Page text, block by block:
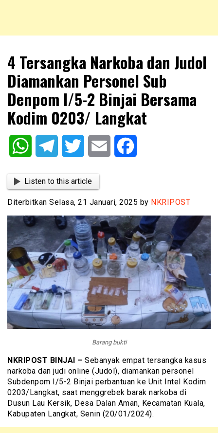
NKRIPOST
4 Tersangka Narkoba dan Judol
Diamankan Personel Sub
Denpom I/5-2 Binjai Bersama
Kodim 0203/ Langkat
WhatsAppTelegram Twitter Email
Listen to this article
Diterbitkan Selasa, 21 Januari, 2025 by NKRIPOST
Barang bukti
NKRIPOST BINJAI – Sebanyak empat tersangka kasus
narkoba dan judi online (Judol), diamankan personel
Subdenpom I/5-2 Binjai perbantuan ke Unit Intel Kodim
0203/Langkat, saat menggrebek barak narkoba di
Dusun Lau Kersik, Desa Dalan Aman, Kecamatan Kuala,
Kabupaten Langkat, Senin (20/01/2024).